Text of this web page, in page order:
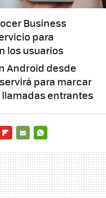
Business
para
los usuarios
Android desde
para marcar
llamadas entrantes
MAIL